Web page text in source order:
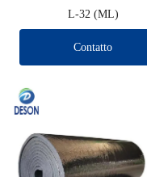
L-32 (ML)
Contatto